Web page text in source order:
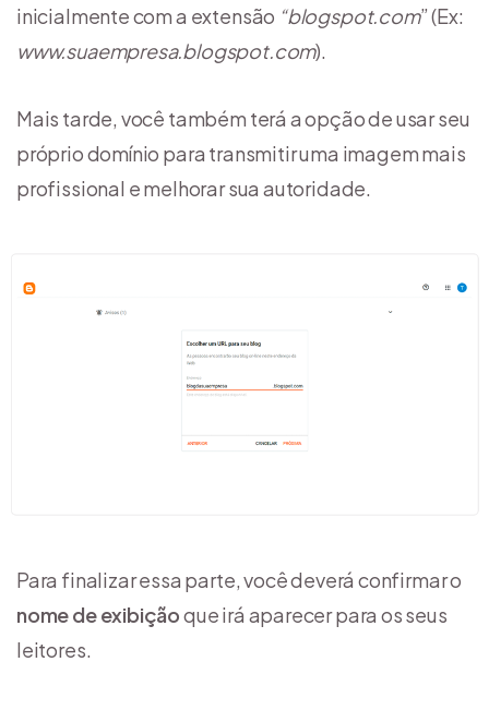
inicialmente com a extensão “blogspot.com” (Ex:
www.suaempresa.blogspot.com).
Mais tarde, você também terá a opção de usar seu
próprio domínio para transmitir uma imagem mais
profissional e melhorar sua autoridade.
Para finalizar essa parte, você deverá confirmar o
nome de exibiçãoque irá aparecer para os seus
leitores.